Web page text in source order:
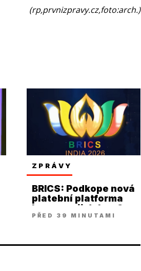
(rp,prvnizpravy.cz,foto:arch.)
ZPRÁVY
BRICS: Podkope nová
platební platforma
hegemonii dolaru?
PŘED 39 MINUTAMI